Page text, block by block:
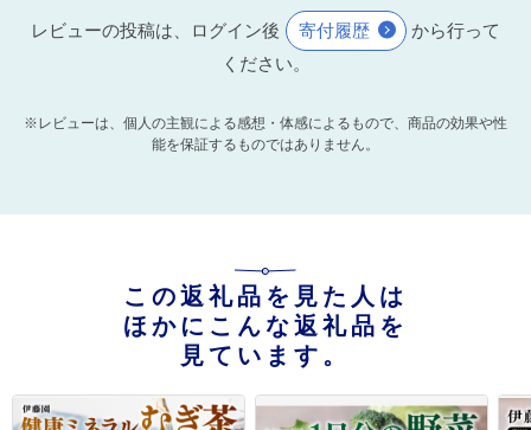
レビューの投稿は、ログイン後 寄付履歴
から行って
ください。
※レビューは、個人の主観による感想・体感によるもので、商品の効果や性
能を保証するものではありません。
この返礼品を見た人は
ほかにこんな返礼品を
見ています。